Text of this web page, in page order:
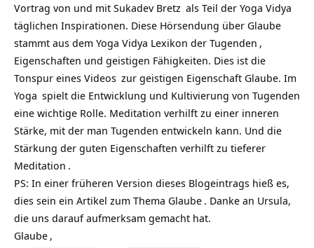
Vortrag von und mit Sukadev Bretz als Teil der Yoga Vidya
täglichen Inspirationen. Diese Hörsendung über Glaube
stammt aus dem Yoga Vidya Lexikon der Tugenden ,
Eigenschaften und geistigen Fähigkeiten. Dies ist die
Tonspur eines Videos zur geistigen Eigenschaft Glaube. Im
Yoga spielt die Entwicklung und Kultivierung von Tugenden
eine wichtige Rolle. Meditation verhilft zu einer inneren
Stärke, mit der man Tugenden entwickeln kann. Und die
Stärkung der guten Eigenschaften verhilft zu tieferer
Meditation .
PS: In einer früheren Version dieses Blogeintrags hieß es,
dies sein ein Artikel zum Thema Glaube . Danke an Ursula,
die uns darauf aufmerksam gemacht hat.
Glaube ,